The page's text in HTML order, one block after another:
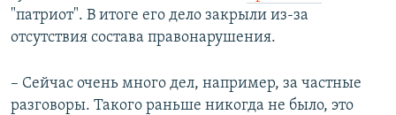
"патриот". В итоге его дело закрыли из-за
отсутствия состава правонарушения.
– Сейчас очень много дел, например, за частные
разговоры. Такого раньше никогда не было, это